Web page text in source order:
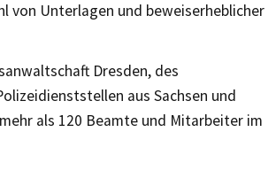
von Unterlagen und beweiserheblicher
Dresden, des
aus Sachsen und
als 120 Beamte und Mitarbeiter im